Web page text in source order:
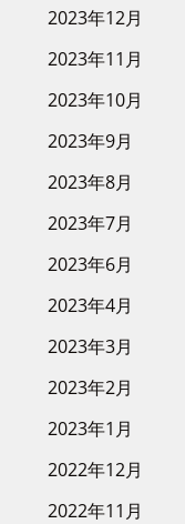
2023年12月
2023年11月
2023年10月
2023年9月
2023年8月
2023年7月
2023年6月
2023年4月
2023年3月
2023年2月
2023年1月
2022年12月
2022年11月